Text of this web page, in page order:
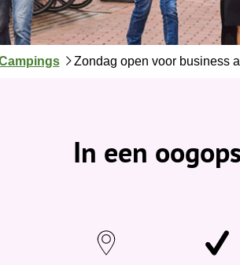
Zondag open voor business
In een